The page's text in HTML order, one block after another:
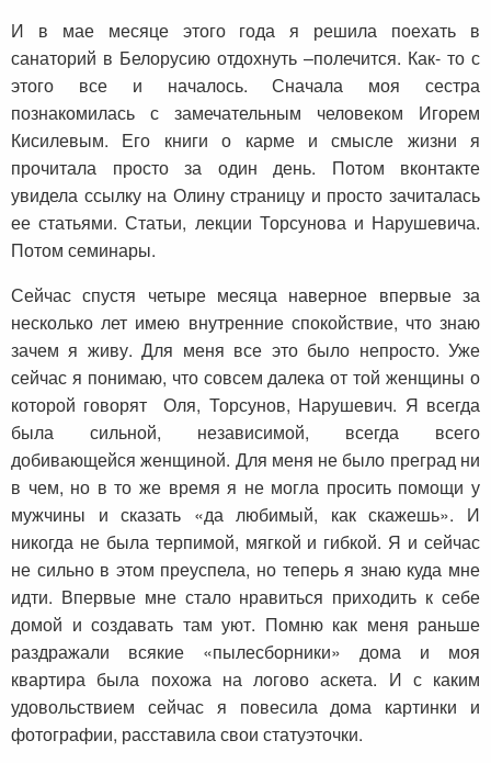
И в мае месяце этого года я решила поехать в
санаторий в Белорусию отдохнуть –полечится. Как- то с
этого все и началось. Сначала моя сестра
познакомилась с замечательным человеком Игорем
Кисилевым. Его книги о карме и смысле жизни я
прочитала просто за один день. Потом вконтакте
увидела ссылку на Олину страницу и просто зачиталась
ее статьями. Статьи, лекции Торсунова и Нарушевича.
Потом семинары.
Сейчас спустя четыре месяца наверное впервые за
несколько лет имею внутренние спокойствие, что знаю
зачем я живу. Для меня все это было непросто. Уже
сейчас я понимаю, что совсем далека от той женщины о
которой говорят Оля, Торсунов, Нарушевич. Я всегда
была сильной, независимой, всегда всего
добивающейся женщиной. Для меня не было преград ни
в чем, но в то же время я не могла просить помощи у
мужчины и сказать «да любимый, как скажешь». И
никогда не была терпимой, мягкой и гибкой. Я и сейчас
не сильно в этом преуспела, но теперь я знаю куда мне
идти. Впервые мне стало нравиться приходить к себе
домой и создавать там уют. Помню как меня раньше
раздражали всякие «пылесборники» дома и моя
квартира была похожа на логово аскета. И с каким
удовольствием сейчас я повесила дома картинки и
фотографии, расставила свои статуэточки.